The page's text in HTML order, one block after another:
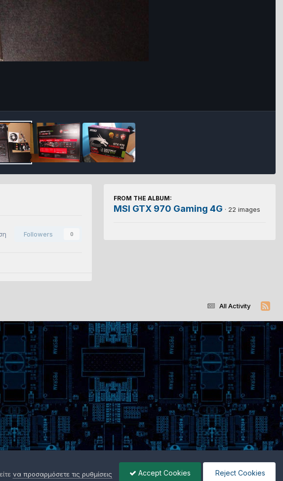
Followers 0
FROM THE ALBUM:
MSI GTX 970 Gaming 4G · 22 images
All Activity
να προσαρμόσετε τις ρυθμίσεις
Accept Cookies Reject Cookies